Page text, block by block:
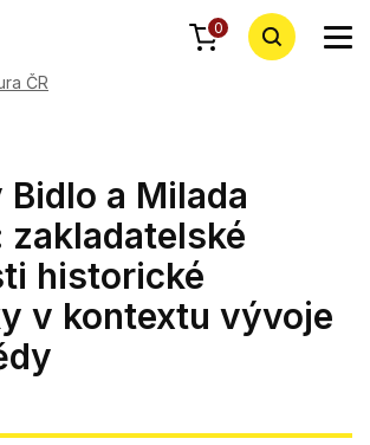
0
ČR
a Milada
zakladatelské
historické
v kontextu vývoje